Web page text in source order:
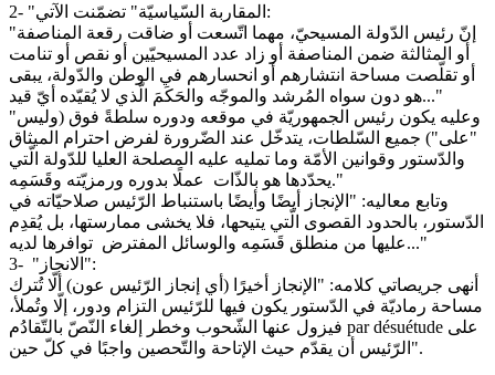
2- "المقاربة السّياسيّة" تضمّنت الآتي:
"إنّ رئيس الدّولة المسيحيّ، مهما اتّسعت أو ضاقت رقعة المناصفة
أو المثالثة ضمن المناصفة أو زاد عدد المسيحيّين أو نقص أو تنامت
أو تقلّصت مساحة انتشارهم أو انحسارهم في الوطن والدّولة، يبقى
هو دون سواه المُرشد والموجّه والحَكَمَ الّذي لا يُقيّده أيّ قيد..."
"وعليه يكون رئيس الجمهوريّة في موقعه ودوره سلطةً فوق (وليس
"على") جميع السّلطات، يتدخّل عند الضّرورة لفرض احترام الميثاق
والدّستور وقوانين الأمّة وما تمليه عليه المصلحة العليا للدّولة الّتي
يحدّدها هو بالذّات عملًا بدوره ورمزيّته وقَسَمِه."
وتابع معاليه: "الإنجاز أيضًا وأيضًا باستنباط الرّئيس صلاحيّاته في
الدّستور، بالحدود القصوى الّتي يتيحها، فلا يخشى ممارستها، بل يُقدِم
عليها من منطلق قَسَمِه والوسائل المفترض توافرها لديه..."
3- "الانجاز":
أنهى جريصاتي كلامه: "الإنجاز أخيرًا (أي إنجاز الرّئيس عون) ألّا تُترك
مساحة رماديّة في الدّستور يكون فيها للرّئيس التزام ودور، إلّا وتُملأ،
فيزول عنها الشّحوب وخطر إلغاء النّصّ بالتّقادُم par désuétude على
الرّئيس أن يقدّم حيث الإتاحة والتّحصين واجبًا في كلّ حين".